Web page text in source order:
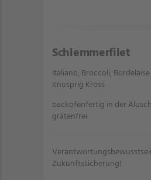
Schlemmerfilet
Italiano, Broccoli,
Knusprig Kross
backofenfertig in der
grätenfrei
Zukunftssicherung!